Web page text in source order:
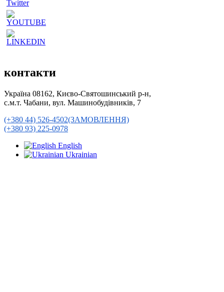
контакти
Україна 08162, Києво-Святошинський р-н,
с.м.т. Чабани, вул. Машинобудівників, 7
(+380 44) 526-4502(ЗАМОВЛЕННЯ)
(+380 93) 225-0978
English
Ukrainian